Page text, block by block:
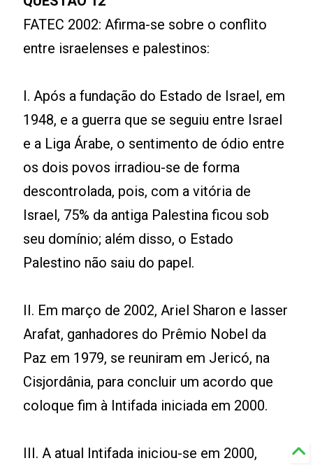
FATEC 2002: Afirma-se sobre o conflito
entre israelenses e palestinos:
I. Após a fundação do Estado de Israel, em
1948, e a guerra que se seguiu entre Israel
e a Liga Árabe, o sentimento de ódio entre
os dois povos irradiou-se de forma
descontrolada, pois, com a vitória de
Israel, 75% da antiga Palestina ficou sob
seu domínio; além disso, o Estado
Palestino não saiu do papel.
II. Em março de 2002, Ariel Sharon e Iasser
Arafat, ganhadores do Prêmio Nobel da
Paz em 1979, se reuniram em Jericó, na
Cisjordânia, para concluir um acordo que
coloque fim à Intifada iniciada em 2000.
III. A atual Intifada iniciou-se em 2000,